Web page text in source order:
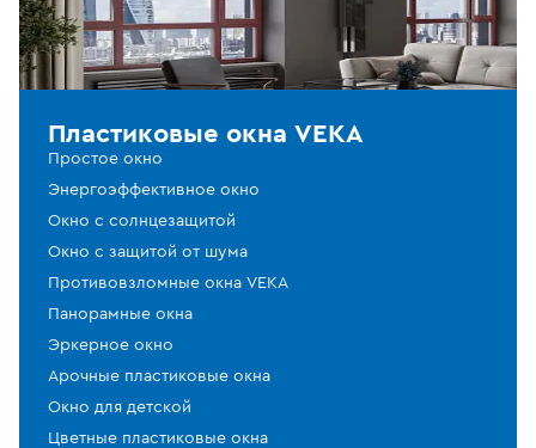
Пластиковые окна VEKA
Простое окно
Энергоэффективное окно
Окно с солнцезащитой
Окно с защитой от шума
Противовзломные окна VEKA
Панорамные окна
Эркерное окно
Арочные пластиковые окна
Окно для детской
Цветные пластиковые окна